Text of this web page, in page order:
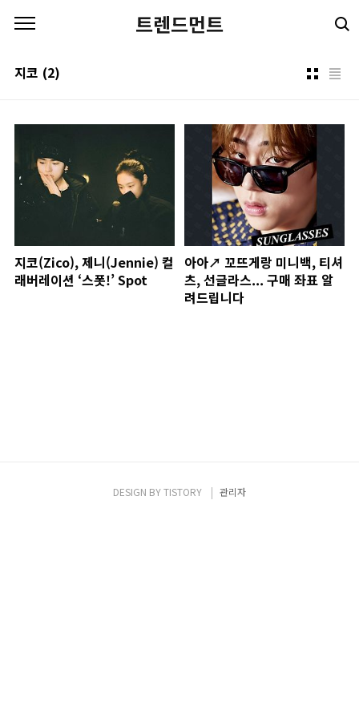
트렌드먼트
지코 (2)
지코(Zico), 제니(Jennie) 컬
래버레이션 ‘스폿!’ Spot
아아↗ 꼬뜨게랑 미니백, 티셔
츠, 선글라스... 구매 좌표 알
려드립니다
DESIGN BYTISTORY 관리자